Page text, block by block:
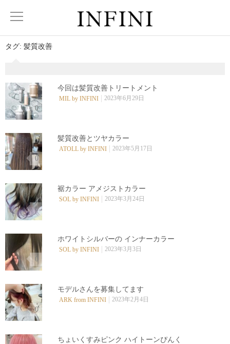
タグ: 髪質改善
0
今回は髪質改善トリートメント
MIL by INFINI 2023年6月29日
0
髪質改善とツヤカラー
ATOLL by INFINI 2023年5月17日
0
裾カラー アメジストカラー
SOL by INFINI 2023年3月24日
0
ホワイトシルバーの インナーカラー
SOL by INFINI 2023年3月3日
0
モデルさんを募集してます
ARK from INFINI 2023年2月4日
ちょいくすみピンク ハイトーンぴんく